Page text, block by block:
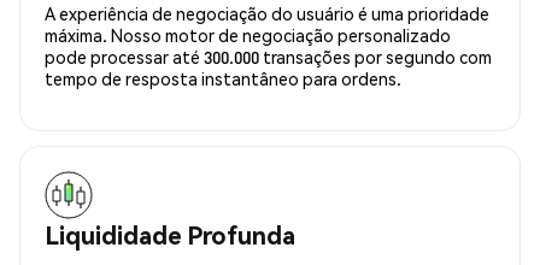
A experiência de negociação do usuário é uma prioridade
máxima. Nosso motor de negociação personalizado
pode processar até 300.000 transações por segundo com
tempo de resposta instantâneo para ordens.
Liquididade Profunda